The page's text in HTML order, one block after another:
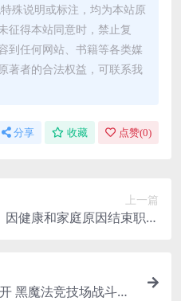
殊说明或标注，均为本站原
征得本站同意时，禁止复
到任何网站、书籍等各类媒
著者的合法权益，可联系我
分享 收藏 点赞(0)
上一篇
健康和家庭原因结束职业
黑魔法竞技场战斗展